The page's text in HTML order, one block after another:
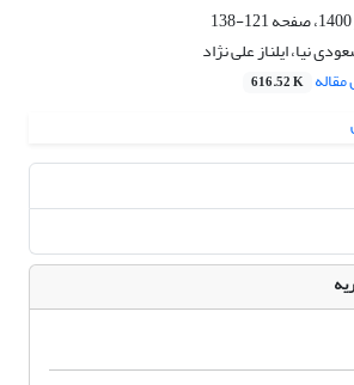
121-138
نیا، ایلناز علی نژاد
616.52 K